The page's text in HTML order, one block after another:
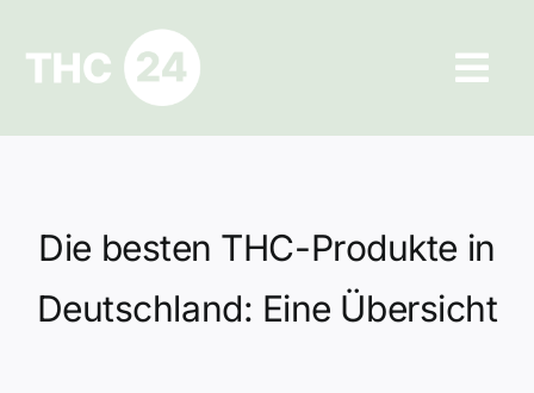
springen
Ratgeber
Datenschutz
Die besten THC-Produkte in
Deutschland: Eine Übersicht